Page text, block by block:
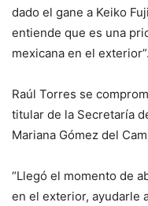
dado el gane a Keiko
entiende que es una
mexicana en el exterior”.
Raúl Torres se
titular de la Secretaría
Mariana Gómez del
“Llegó el momento de
en el exterior, ayudarle